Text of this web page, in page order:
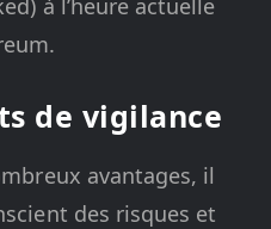
à l’heure actuelle
de vigilance
avantages, il
des risques et